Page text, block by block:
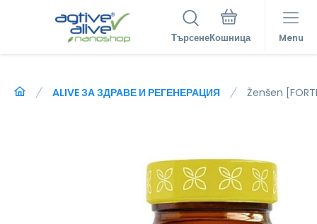
Търсене Menu
ALIVE ЗА ЗДРАВЕ И РЕГЕНЕРАЦИЯ Ženšen